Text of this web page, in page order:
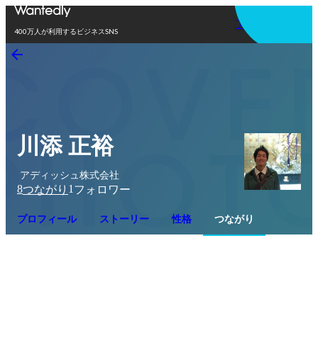
400万人が利用するビジネスSNS
アプリを使う
川添 正裕
アディッシュ株式会社
8つながり 1 フォロワー
プロフィール ストーリー 性格 つながり